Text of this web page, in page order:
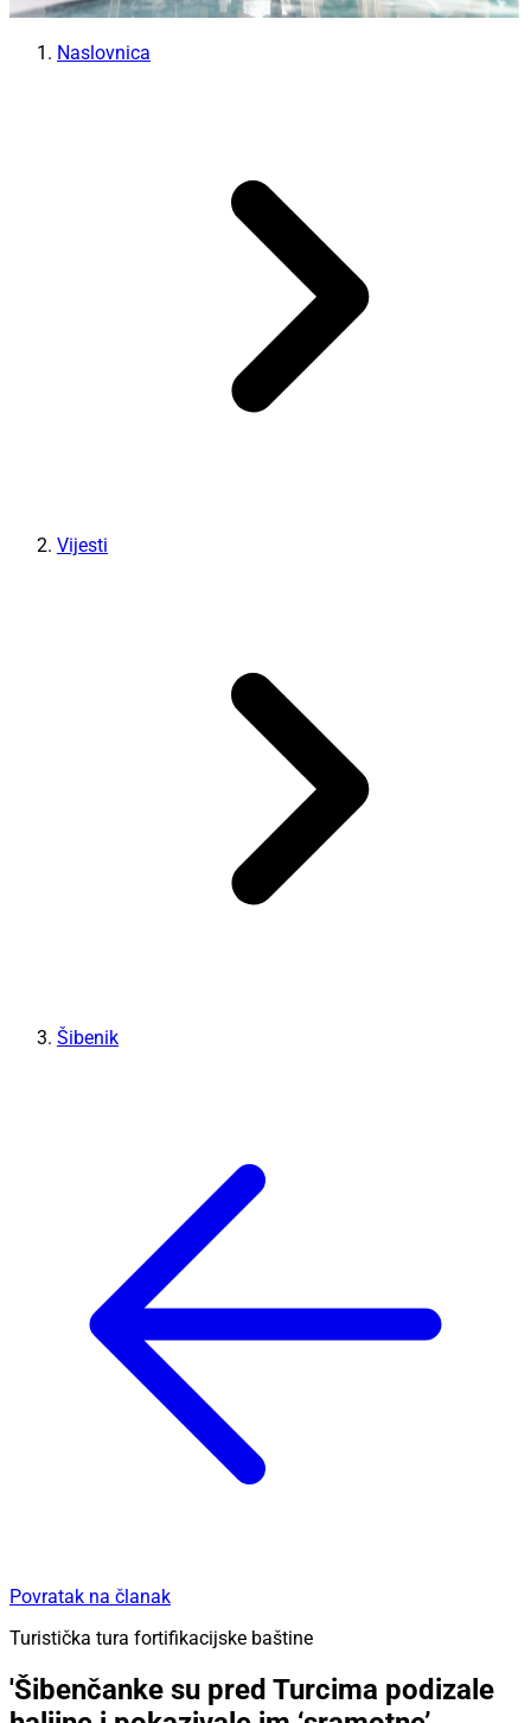
Naslovnica
Vijesti
Šibenik
Povratak na članak
Turistička tura fortifikacijske baštine
'Šibenčanke su pred Turcima podizale